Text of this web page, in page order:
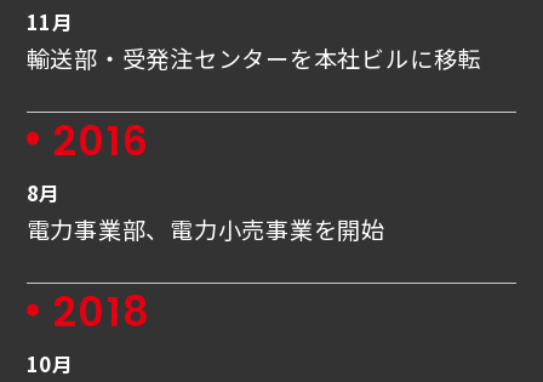
11月
輸送部・受発注センターを本社ビルに移転
2016
8月
電力事業部、電力小売事業を開始
2018
10月